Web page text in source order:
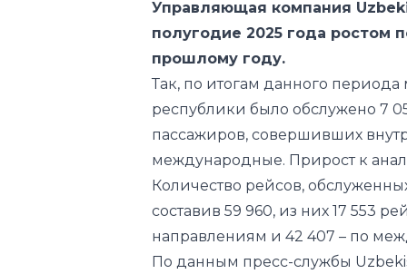
Так, по итогам данного
республики было обслужено 7
пассажиров, совершивших
международные. Прирост к
Количество рейсов,
составив 59 960, из них 17 553
направлениям и 42 407 – по
По данным пресс-службы
достичь за счёт привлечения
направлений, а также
расширению маршрутной сети.